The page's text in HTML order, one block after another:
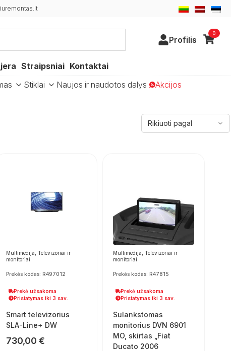
Profilis
0
Straipsniai Kontaktai
Stiklai Naujos ir naudotos dalys Akcijos
Multimedija, Televizoriai ir
monitoriai
Prekės kodas: R497012
Prekė užsakoma
Pristatymas iki 3 sav.
Smart televizorius
SLA-Line+ DW
730,00 €
Multimedija, Televizoriai ir
monitoriai
Prekės kodas: R47815
Prekė užsakoma
Pristatymas iki 3 sav.
Sulankstomas
monitorius DVN 6901
MO, skirtas „Fiat
Ducato 2006